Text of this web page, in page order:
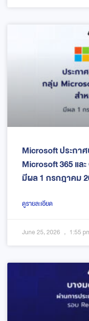
Microsoft ประก
Microsoft 365 แล
มีผล 1 กรกฎาคม
ดูรายละเอียด
June 25, 2026 1:55